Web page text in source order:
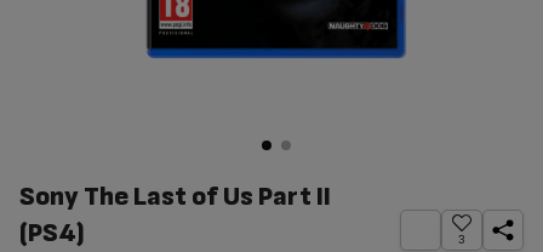
Sony The Last of Us Part II
(PS4)
3